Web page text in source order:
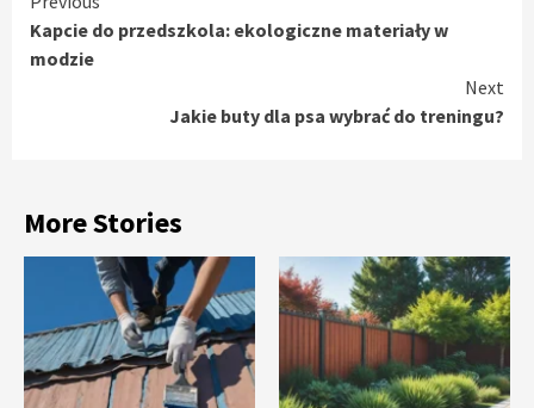
Reading
Kapcie do przedszkola: ekologiczne materiały w
modzie
Next
Jakie buty dla psa wybrać do treningu?
More Stories